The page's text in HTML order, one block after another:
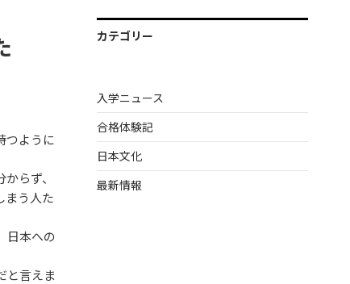
つように
らず、
まう人た
日本への
と言えま
カテゴリー
入学ニュース
合格体験記
日本文化
最新情報